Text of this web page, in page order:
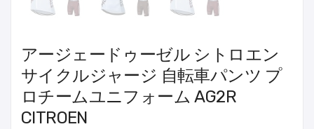
アージェードゥーゼル シトロエン
サイクルジャージ 自転車パンツ プ
ロチームユニフォーム AG2R
CITROEN